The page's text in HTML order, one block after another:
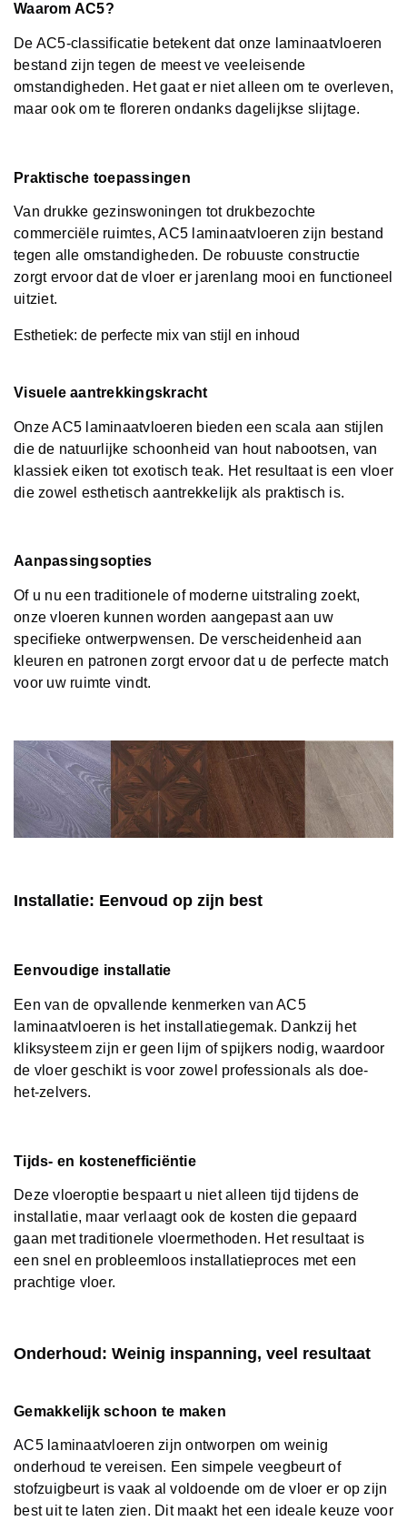
Waarom AC5?
De AC5-classificatie betekent dat onze laminaatvloeren
bestand zijn tegen de meest ve veeleisende
omstandigheden. Het gaat er niet alleen om te overleven,
maar ook om te floreren ondanks dagelijkse slijtage.
Praktische toepassingen
Van drukke gezinswoningen tot drukbezochte
commerciële ruimtes, AC5 laminaatvloeren zijn bestand
tegen alle omstandigheden. De robuuste constructie
zorgt ervoor dat de vloer er jarenlang mooi en functioneel
uitziet.
Esthetiek: de perfecte mix van stijl en inhoud
Visuele aantrekkingskracht
Onze AC5 laminaatvloeren bieden een scala aan stijlen
die de natuurlijke schoonheid van hout nabootsen, van
klassiek eiken tot exotisch teak. Het resultaat is een vloer
die zowel esthetisch aantrekkelijk als praktisch is.
Aanpassingsopties
Of u nu een traditionele of moderne uitstraling zoekt,
onze vloeren kunnen worden aangepast aan uw
specifieke ontwerpwensen. De verscheidenheid aan
kleuren en patronen zorgt ervoor dat u de perfecte match
voor uw ruimte vindt.
Installatie: Eenvoud op zijn best
Eenvoudige installatie
Een van de opvallende kenmerken van AC5
laminaatvloeren is het installatiegemak. Dankzij het
kliksysteem zijn er geen lijm of spijkers nodig, waardoor
de vloer geschikt is voor zowel professionals als doe-
het-zelvers.
Tijds- en kostenefficiëntie
Deze vloeroptie bespaart u niet alleen tijd tijdens de
installatie, maar verlaagt ook de kosten die gepaard
gaan met traditionele vloermethoden. Het resultaat is
een snel en probleemloos installatieproces met een
prachtige vloer.
Onderhoud: Weinig inspanning, veel resultaat
Gemakkelijk schoon te maken
AC5 laminaatvloeren zijn ontworpen om weinig
onderhoud te vereisen. Een simpele veegbeurt of
stofzuigbeurt is vaak al voldoende om de vloer er op zijn
best uit te laten zien. Dit maakt het een ideale keuze voor